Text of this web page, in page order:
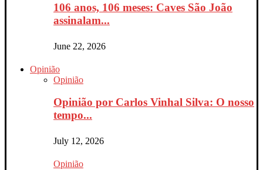
106 anos, 106 meses: Caves São João
assinalam...
June 22, 2026
Opinião
Opinião
Opinião por Carlos Vinhal Silva: O nosso
tempo...
July 12, 2026
Opinião